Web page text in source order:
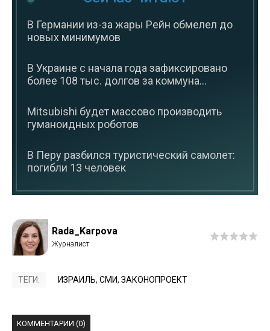
В Германии из-за жары Рейн обмелел до
новых минимумов
В Украине с начала года зафиксировано
более 108 тыс. долгов за коммуна...
Mitsubishi будет массово производить
гуманоидных роботов
В Перу разбился туристический самолет:
погибли 13 человек
Rada_Karpova
ТЕГИ: ИЗРАИЛЬ, СМИ, ЗАКОНОПРОЕКТ
КОММЕНТАРИИ (0)